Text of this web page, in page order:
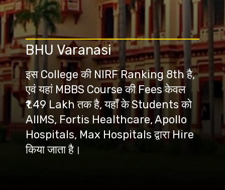
इस College की NIRF Ranking 8th है,
एवं यहां MBBS Course की Fees केवल
₹1.49 Lakh तक है, यहाँ के Students को
AIIMS, Fortis Healthcare, Apollo
Hospitals, Max Hospitals द्वारा Hire
किया जाता है।
BHU Varanasi